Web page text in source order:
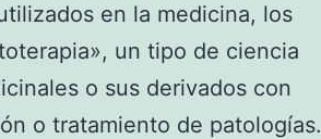
en la medicina, los
un tipo de ciencia
o sus derivados con
o tratamiento de patologías.